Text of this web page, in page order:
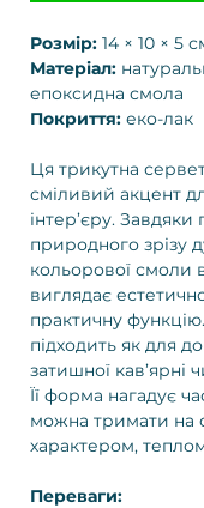
Розмір: 14 × 10 × 5
Матеріал:
епоксидна смола
Покриття: еко-лак
Ця трикутна
сміливий акцент
інтер’єру.
природного зрізу
кольорової смоли
виглядає
практичну
підходить як для
затишної кав’ярні
Її форма нагадує
можна тримати на
характером,
Переваги: